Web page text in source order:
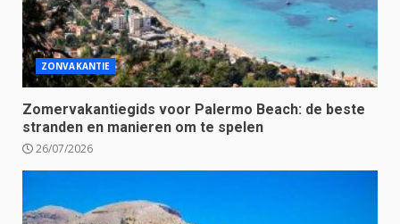
ZONVAKANTIE
Zomervakantiegids voor Palermo Beach: de beste
stranden en manieren om te spelen
26/07/2026